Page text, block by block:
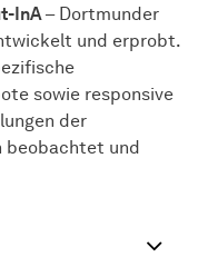
InA– Dortmunder
und erprobt.
sowie responsive
der
beobachtet und